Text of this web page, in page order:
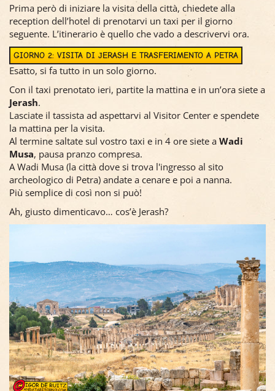
Prima però di iniziare la visita della città, chiedete alla
reception dell’hotel di prenotarvi un taxi per il giorno
seguente. L’itinerario è quello che vado a descrivervi ora.
GIORNO 2: VISITA DI JERASH E TRASFERIMENTO A PETRA
Esatto, si fa tutto in un solo giorno.
Con il taxi prenotato ieri, partite la mattina e in un’ora siete a
Jerash.
Lasciate il tassista ad aspettarvi al Visitor Center e spendete
la mattina per la visita.
Al termine saltate sul vostro taxi e in 4 ore siete a Wadi
Musa, pausa pranzo compresa.
A Wadi Musa (la città dove si trova l'ingresso al sito
archeologico di Petra) andate a cenare e poi a nanna.
Più semplice di così non si può!
Ah, giusto dimenticavo… cos’è Jerash?